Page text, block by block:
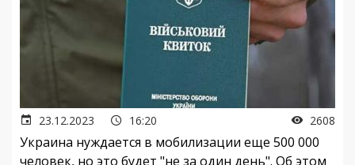
23.12.2023 16:20 2608
Украина нуждается в мобилизации еще 500 000
человек, но это будет "не за один день". Об этом